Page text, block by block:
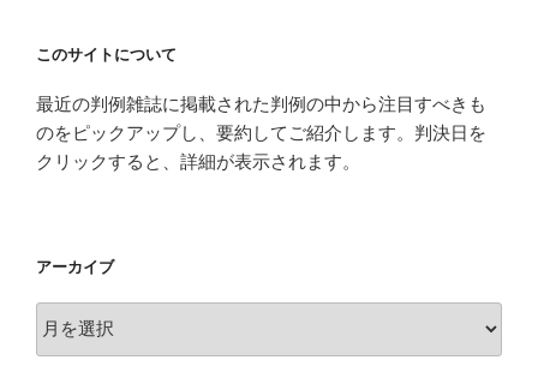
このサイトについて
最近の判例雑誌に掲載された判例の中から注目すべきも
のをピックアップし、要約してご紹介します。判決日を
クリックすると、詳細が表示されます。
アーカイブ
ー